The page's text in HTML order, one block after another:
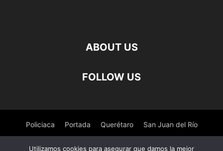
ABOUT US
FOLLOW US
Policiaca Portada Querétaro San Juan del Río
Utilizamos cookies para asegurar que damos la mejor